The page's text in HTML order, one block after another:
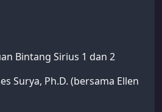
Bintang Sirius 1 dan 2
Surya, Ph.D. (bersama Ellen